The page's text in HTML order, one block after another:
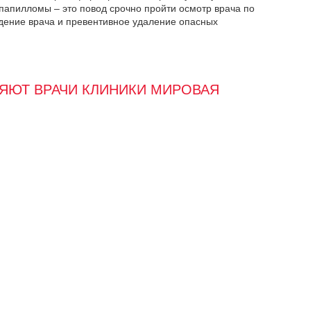
– это повод срочно пройти осмотр врача по
врача и превентивное удаление опасных
ВРАЧИ КЛИНИКИ МИРОВАЯ